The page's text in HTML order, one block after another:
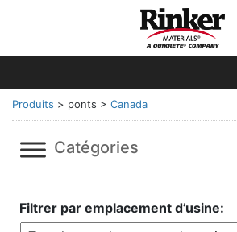
Produits > ponts > Canada
Catégories
Filtrer par emplacement d’usine: